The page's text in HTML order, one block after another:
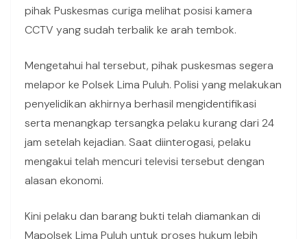
pihak Puskesmas curiga melihat posisi kamera
CCTV yang sudah terbalik ke arah tembok.
Mengetahui hal tersebut, pihak puskesmas segera
melapor ke Polsek Lima Puluh. Polisi yang melakukan
penyelidikan akhirnya berhasil mengidentifikasi
serta menangkap tersangka pelaku kurang dari 24
jam setelah kejadian. Saat diinterogasi, pelaku
mengakui telah mencuri televisi tersebut dengan
alasan ekonomi.
Kini pelaku dan barang bukti telah diamankan di
Mapolsek Lima Puluh untuk proses hukum lebih